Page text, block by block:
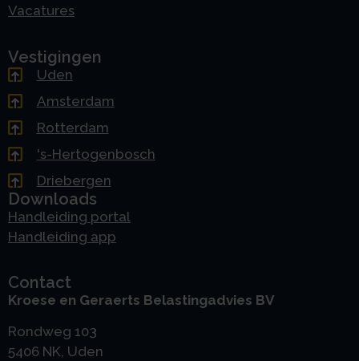
Vacatures
Vestigingen
Uden
Amsterdam
Rotterdam
's-Hertogenbosch
Driebergen
Downloads
Handleiding portal
Handleiding app
Contact
Kroese en Geraerts Belastingadvies BV
Rondweg 103
5406 NK, Uden